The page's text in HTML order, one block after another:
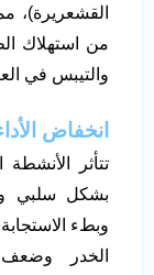
القشعريرة)،
من استهلاك
والتيبس في
انخفاض
تتأثر
بشكل سلبي
وبطء
الخدر